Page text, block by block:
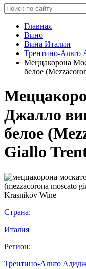
Главная —
Вино —
Вина Италии —
Трентино-Альто
Меццакорона
белое
Джалло
белое
Giallo
Страна:
Италия
Регион:
Трентино-Альто